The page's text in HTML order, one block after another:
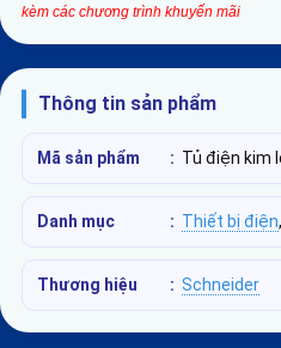
kèm các chương trình khuyến mãi
Thông tin sản phẩm
Mã sản phẩm : Tủ điện kim
Danh mục : Thiết bị điện,
Thương hiệu : Schneider